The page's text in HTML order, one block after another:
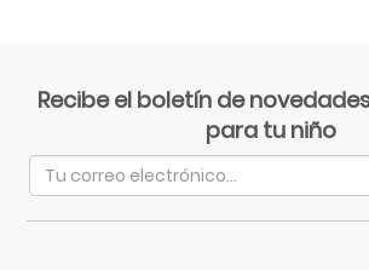
Recibe el boletín de
para tu niño